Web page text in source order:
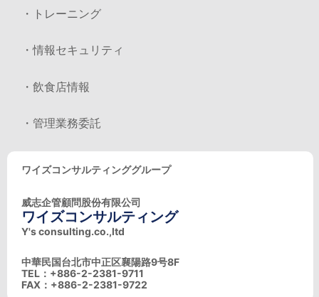
・トレーニング
・情報セキュリティ
・飲食店情報
・管理業務委託
ワイズコンサルティンググループ
威志企管顧問股份有限公司
ワイズコンサルティング
Y's consulting.co.,ltd
中華民国台北市中正区襄陽路9号8F
TEL：+886-2-2381-9711
FAX：+886-2-2381-9722